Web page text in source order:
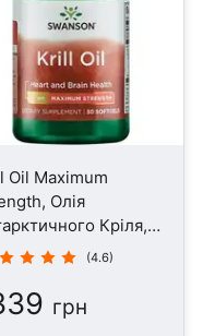
Oil Maximum
Олія
Кріля,
(4.6)
грн